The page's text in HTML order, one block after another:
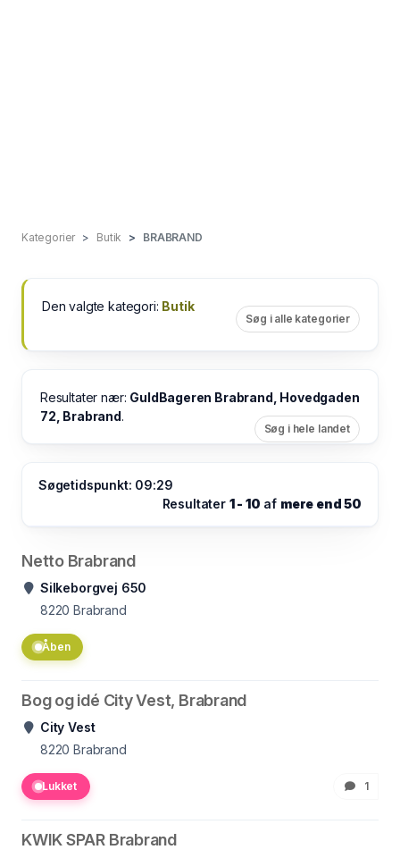
Kategorier Butik BRABRAND
Den valgte kategori: Butik
Søg i alle kategorier
Resultater nær: GuldBageren Brabrand, Hovedgaden
72, Brabrand.
Søg i hele landet
Søgetidspunkt: 09:29
Resultater 1 - 10 af mere end 50
Netto Brabrand
Silkeborgvej 650
8220 Brabrand
Åben
Bog og idé City Vest, Brabrand
City Vest
8220 Brabrand
Lukket 1
KWIK SPAR Brabrand